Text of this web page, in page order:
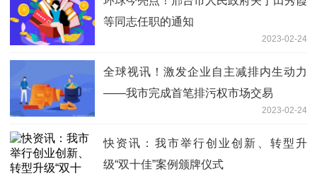
等同志任职的通知
2023-02-24
全球视讯！激发企业自主减排内生动力
——我市完成首笔排污权市场交易
2023-02-24
快资讯：我市举行创业创新、转型升
级“双十佳”案例颁牌仪式